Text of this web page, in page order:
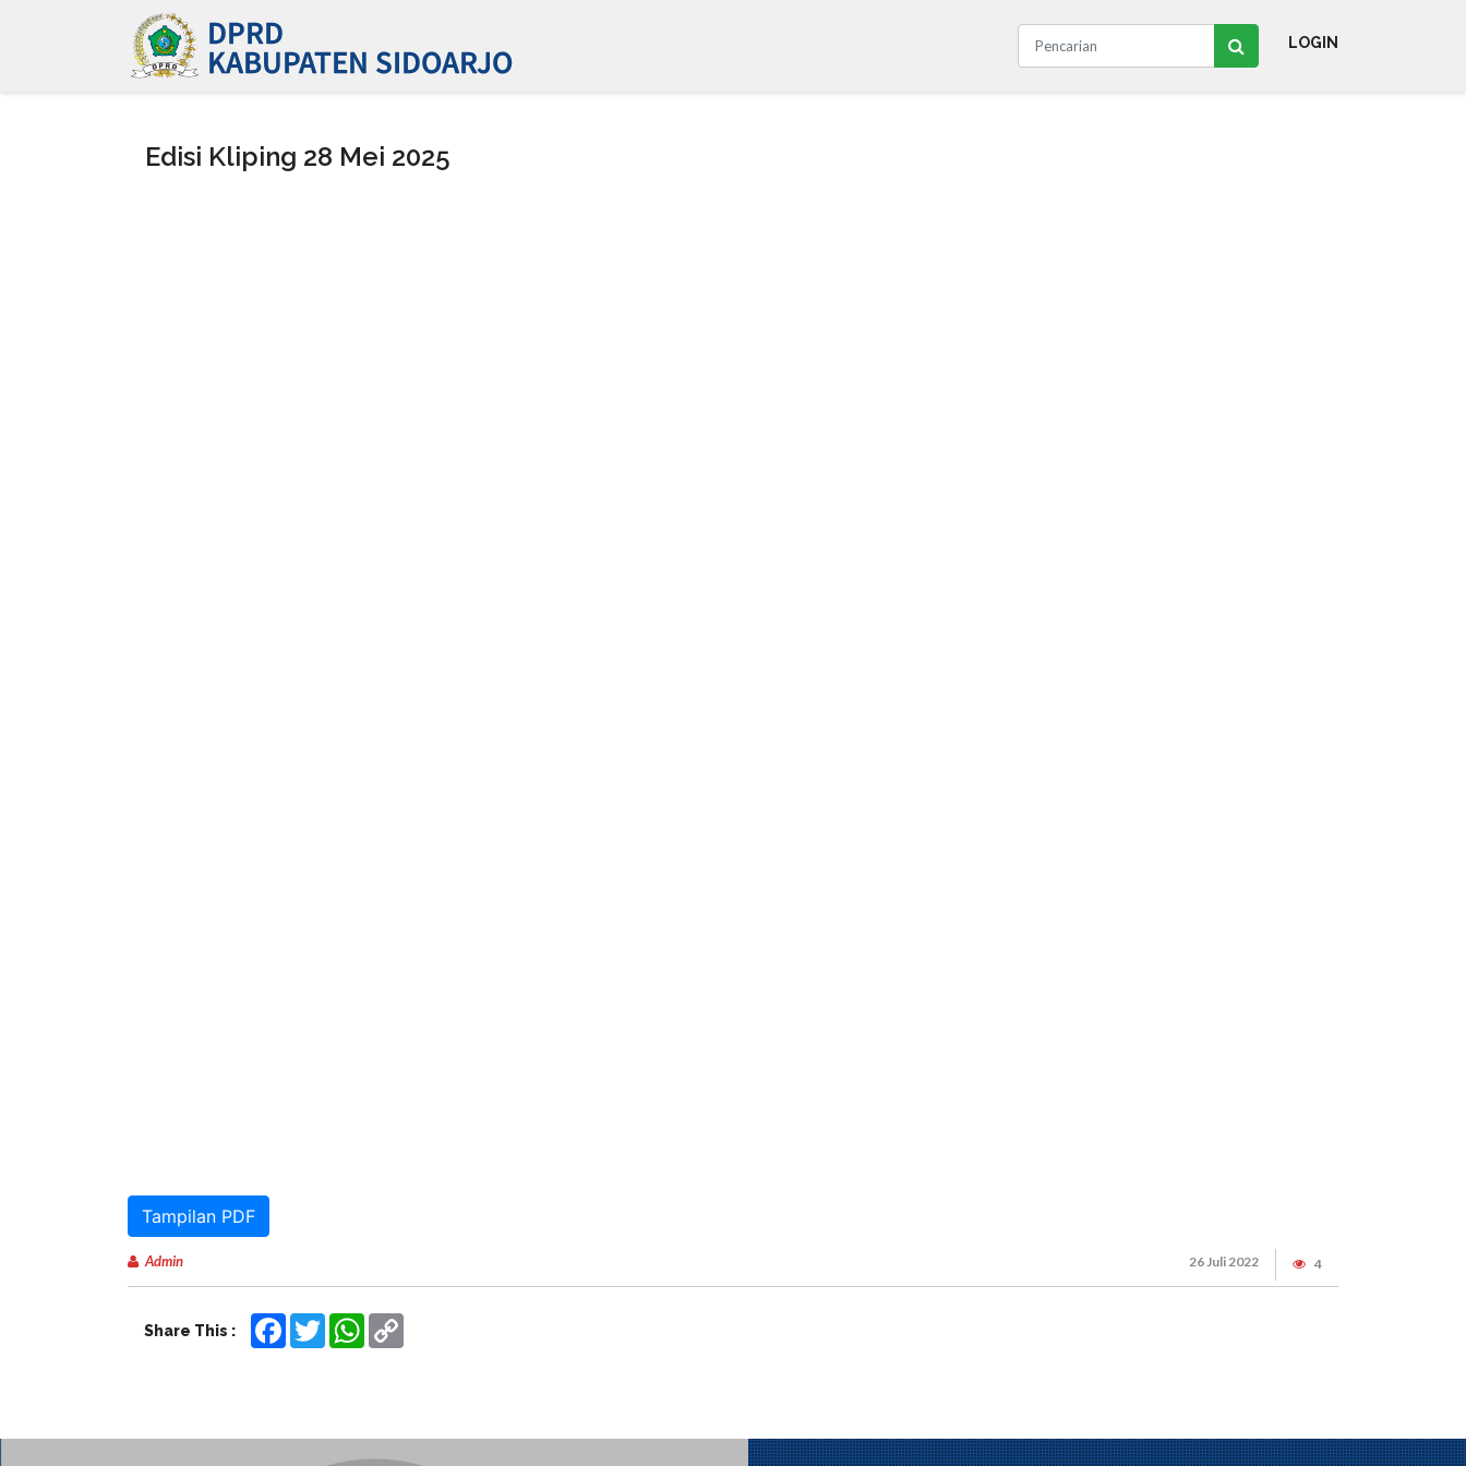
LOGIN
Edisi Kliping 28 Mei 2025
Tampilan PDF
Admin 26 Juli 2022 4
Share This : Facebook
TwitterWhatsApp